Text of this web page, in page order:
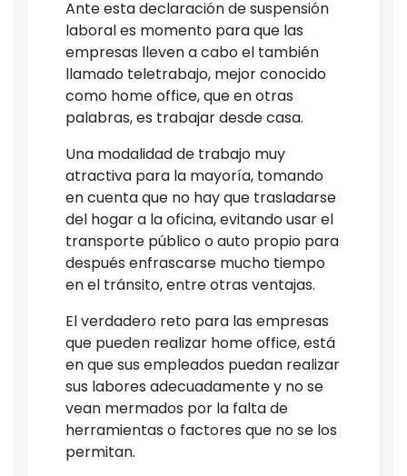
Ante esta declaración de suspensión
laboral es momento para que las
empresas lleven a cabo el también
llamado teletrabajo, mejor conocido
como home office, que en otras
palabras, es trabajar desde casa.
Una modalidad de trabajo muy
atractiva para la mayoría, tomando
en cuenta que no hay que trasladarse
del hogar a la oficina, evitando usar el
transporte público o auto propio para
después enfrascarse mucho tiempo
en el tránsito, entre otras ventajas.
El verdadero reto para las empresas
que pueden realizar home office, está
en que sus empleados puedan realizar
sus labores adecuadamente y no se
vean mermados por la falta de
herramientas o factores que no se los
permitan.